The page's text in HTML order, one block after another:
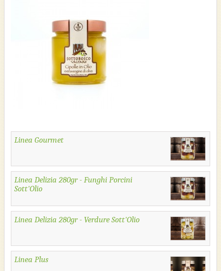
Linea Gourmet
Linea Delizia 280gr - Funghi Porcini
Sott'Olio
Linea Delizia 280gr - Verdure Sott'Olio
Linea Plus